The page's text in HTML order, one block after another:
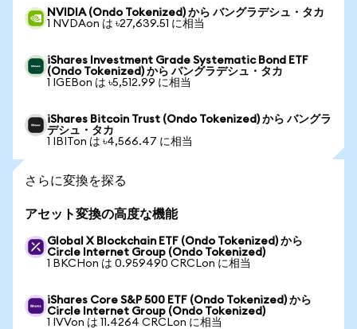
NVIDIA (Ondo Tokenized) から バングラデシュ・タカ
1 NVDAon は ৳27,639.51 に相当
iShares Investment Grade Systematic Bond ETF
(Ondo Tokenized) から バングラデシュ・タカ
1 IGEBon は ৳5,512.99 に相当
iShares Bitcoin Trust (Ondo Tokenized) から バングラ
デシュ・タカ
1 IBITon は ৳4,566.47 に相当
さらに変換を探る
アセット変換の高度な機能
Global X Blockchain ETF (Ondo Tokenized) から
Circle Internet Group (Ondo Tokenized)
1 BKCHon は 0.959490 CRCLon に相当
iShares Core S&P 500 ETF (Ondo Tokenized) から
Circle Internet Group (Ondo Tokenized)
1 IVVon は 11.4264 CRCLon に相当